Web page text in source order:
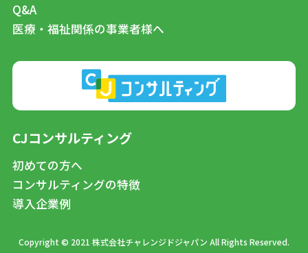
Q&A
医療・福祉関係の事業者様へ
CJコンサルティング
初めての方へ
コンサルティングの特徴
導入企業例
Copyright © 2021 株式会社チャレンジドジャパン All Rights Reserved.